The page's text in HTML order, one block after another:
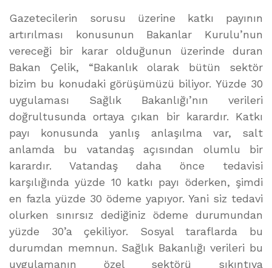
Gazetecilerin sorusu üzerine katkı payının
artırılması konusunun Bakanlar Kurulu’nun
vereceği bir karar olduğunun üzerinde duran
Bakan Çelik, “Bakanlık olarak bütün sektör
bizim bu konudaki görüşümüzü biliyor. Yüzde 30
uygulaması Sağlık Bakanlığı’nın verileri
doğrultusunda ortaya çıkan bir karardır. Katkı
payı konusunda yanlış anlaşılma var, salt
anlamda bu vatandaş açısından olumlu bir
karardır. Vatandaş daha önce tedavisi
karşılığında yüzde 10 katkı payı öderken, şimdi
en fazla yüzde 30 ödeme yapıyor. Yani siz tedavi
olurken sınırsız dediğiniz ödeme durumundan
yüzde 30’a çekiliyor. Sosyal taraflarda bu
durumdan memnun. Sağlık Bakanlığı verileri bu
uygulamanın özel sektörü sıkıntıya